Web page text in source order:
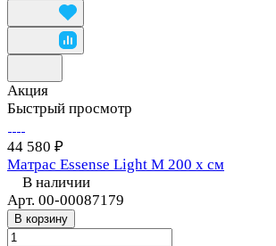
Акция
Быстрый просмотр
44 580 ₽
Матрас Essense Light M 200 х см
В наличии
Арт. 00-00087179
В корзину